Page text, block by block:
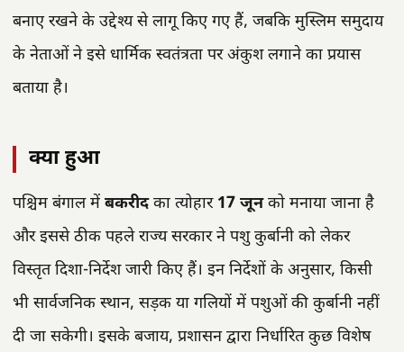
बनाए रखने के उद्देश्य से लागू किए गए हैं, जबकि मुस्लिम समुदाय
के नेताओं ने इसे धार्मिक स्वतंत्रता पर अंकुश लगाने का प्रयास
बताया है।
क्या हुआ
पश्चिम बंगाल में बकरीदका त्योहार 17 जूनको मनाया जाना है
और इससे ठीक पहले राज्य सरकार ने पशु कुर्बानी को लेकर
विस्तृत दिशा-निर्देश जारी किए हैं। इन निर्देशों के अनुसार, किसी
भी सार्वजनिक स्थान, सड़क या गलियों में पशुओं की कुर्बानी नहीं
दी जा सकेगी। इसके बजाय, प्रशासन द्वारा निर्धारित कुछ विशेष